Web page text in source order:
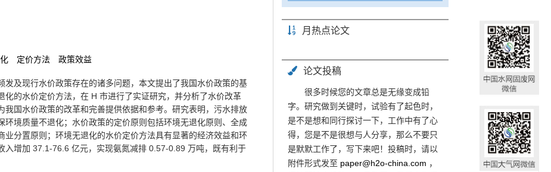
定价方法 政策效益
发及现行水价政策存在的诸多问题，本文提出了我国水价政策的基
化的水价定价方法，在 H 市进行了实证研究，并分析了水价改革
我国水价政策的改革和完善提供依据和参考。研究表明，污水排放
环境质量不退化；水价政策的定价原则包括环境无退化原则、全成
业分置原则；环境无退化的水价定价方法具有显著的经济效益和环
入增加 37.1-76.6 亿元，实现氨氮减排 0.57-0.89 万吨，既有利于
月热点论文
论文投稿
很多时候您的文章总是无缘变成铅
字。研究做到关键时，试验有了起色时，
是不是想和同行探讨一下，工作中有了心
得，您是不是很想与人分享，那么不要只
是默默工作了，写下来吧！投稿时，请以
附件形式发至 paper@h2o-china.com ，